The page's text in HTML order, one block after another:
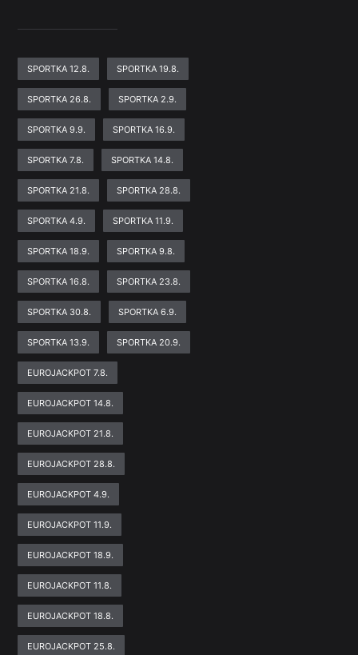
SPORTKA 12.8. SPORTKA 19.8.
SPORTKA 26.8. SPORTKA 2.9.
SPORTKA 9.9. SPORTKA 16.9.
SPORTKA 7.8. SPORTKA 14.8.
SPORTKA 21.8. SPORTKA 28.8.
SPORTKA 4.9. SPORTKA 11.9.
SPORTKA 18.9. SPORTKA 9.8.
SPORTKA 16.8. SPORTKA 23.8.
SPORTKA 30.8. SPORTKA 6.9.
SPORTKA 13.9. SPORTKA 20.9.
EUROJACKPOT 7.8.
EUROJACKPOT 14.8.
EUROJACKPOT 21.8.
EUROJACKPOT 28.8.
EUROJACKPOT 4.9.
EUROJACKPOT 11.9.
EUROJACKPOT 18.9.
EUROJACKPOT 11.8.
EUROJACKPOT 18.8.
EUROJACKPOT 25.8.